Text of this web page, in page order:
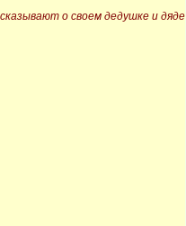
о своем дедушке и дяде